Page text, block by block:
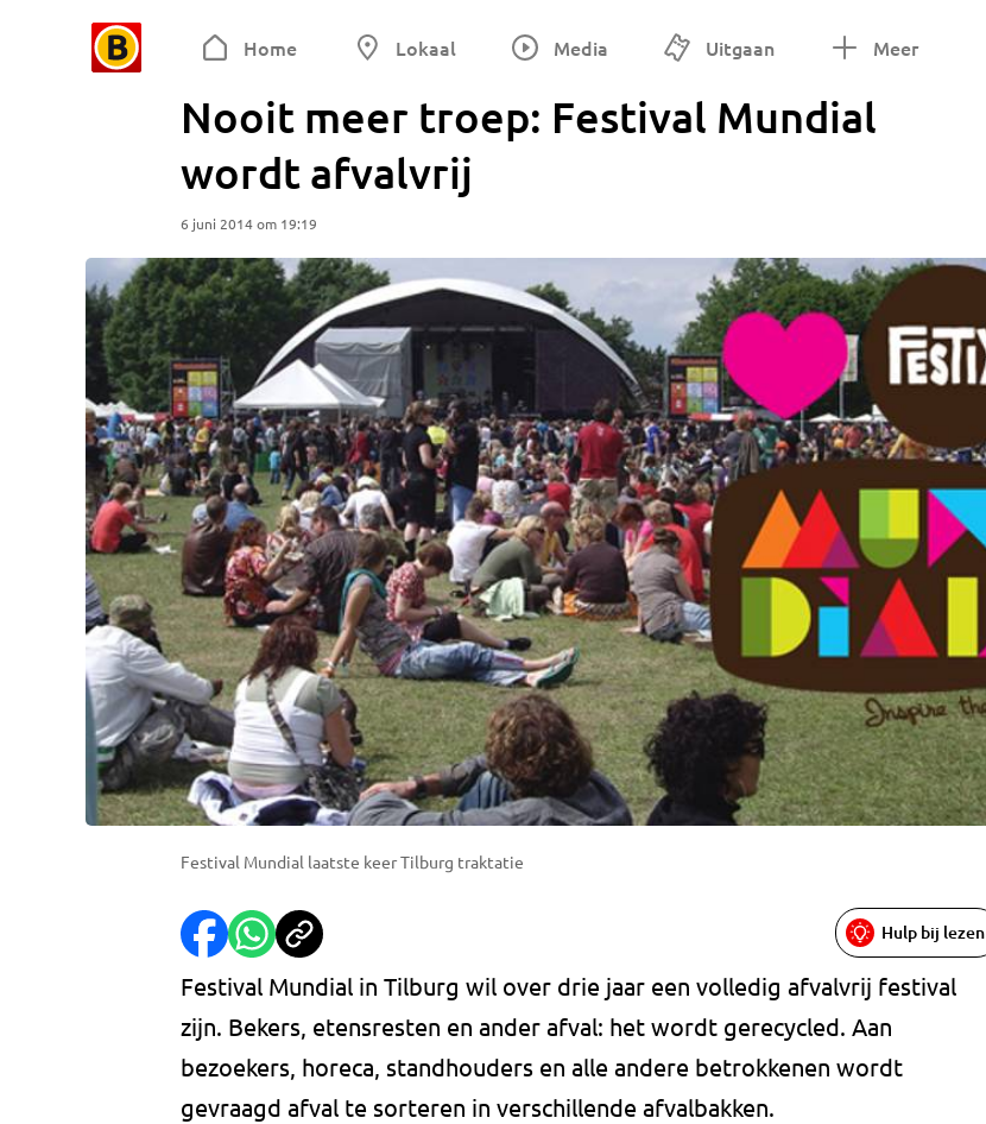
Home Lokaal Media Uitgaan Meer
Nooit meer troep: Festival Mundial
wordt afvalvrij
6 juni 2014 om 19:19
Festival Mundial laatste keer Tilburg traktatie
Hulp bij lezen
Festival Mundial in Tilburg wil over drie jaar een volledig afvalvrij festival
zijn. Bekers, etensresten en ander afval: het wordt gerecycled. Aan
bezoekers, horeca, standhouders en alle andere betrokkenen wordt
gevraagd afval te sorteren in verschillende afvalbakken.